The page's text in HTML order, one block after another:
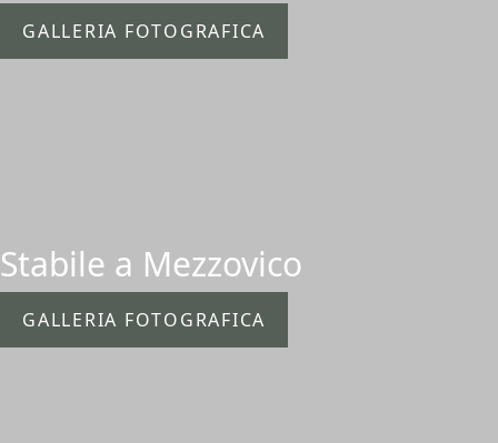
GALLERIA FOTOGRAFICA
Stabile a Mezzovico
GALLERIA FOTOGRAFICA